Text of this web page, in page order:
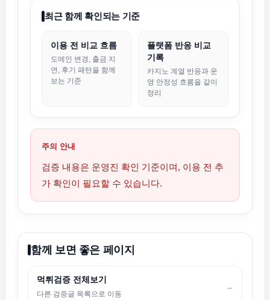
최근 함께 확인되는 기준
이용 전 비교 흐름
도메인 변경, 출금 지
연, 후기 패턴을 함께
보는 기준
플랫폼 반응 비교
기록
카지노 계열 반응과 운
영 안정성 흐름을 같이
정리
주의 안내
검증 내용은 운영진 확인 기준이며, 이용 전 추
가 확인이 필요할 수 있습니다.
함께 보면 좋은 페이지
먹튀검증 전체보기
다른 검증글 목록으로 이동
→